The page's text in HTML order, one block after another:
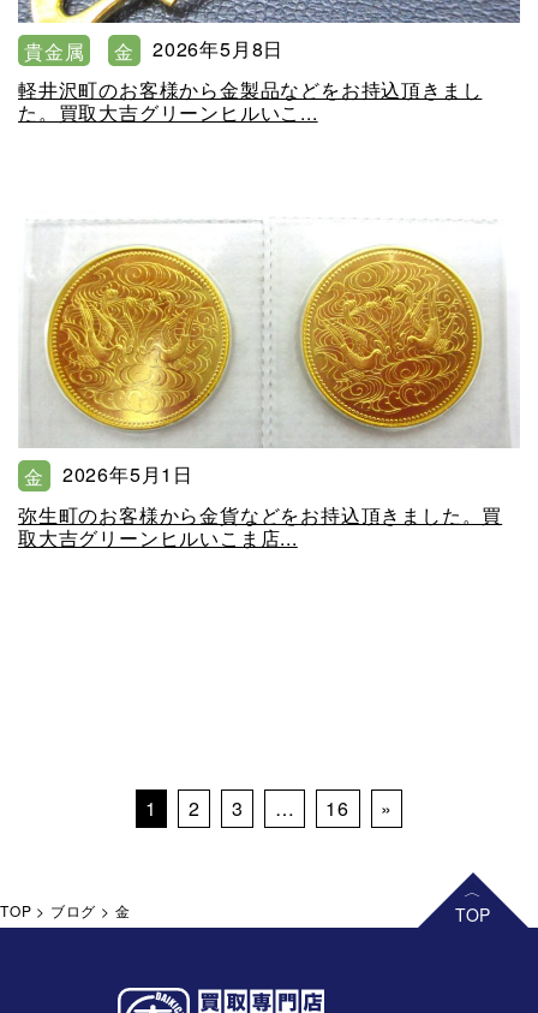
貴金属 金
2026年5月8日
軽井沢町のお客様から金製品などをお持込頂きまし
た。買取大吉グリーンヒルいこ...
金
2026年5月1日
弥生町のお客様から金貨などをお持込頂きました。買
取大吉グリーンヒルいこま店...
Posts navigation
1 2 3 … 16 »
TOP > ブログ > 金